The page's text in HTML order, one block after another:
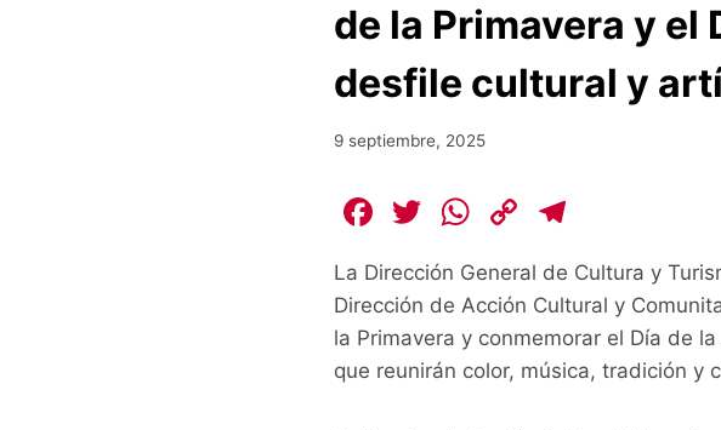
de la Primavera y el
desfile cultural y
9 septiembre, 2025
F
c
e
b
T
w
itt
er
W
at
s
A
C
p
y
Li
e
gr
a
La Dirección General de Cultura y
Dirección de Acción Cultural y
la Primavera y conmemorar el Día de
que reunirán color, música, tradición y